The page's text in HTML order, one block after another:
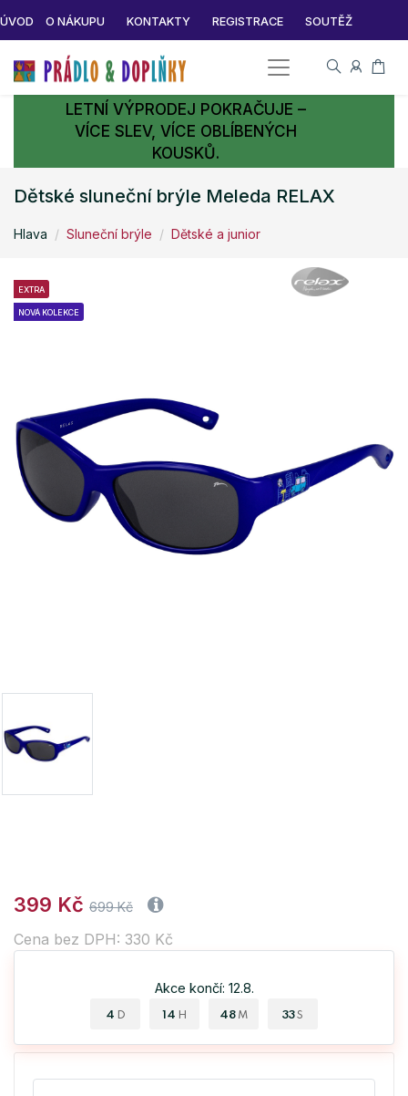
ÚVOD O NÁKUPU KONTAKTY REGISTRACE SOUTĚŽ
LETNÍ VÝPRODEJ POKRAČUJE –
VÍCE SLEV, VÍCE OBLÍBENÝCH
KOUSKŮ.
Dětské sluneční brýle Meleda RELAX
Hlava Sluneční brýle Dětské a junior
EXTRA
NOVÁ KOLEKCE
399 Kč 699 Kč
Cena bez DPH: 330 Kč
Akce končí: 12.8.
4 D 14 H 48 M 33S